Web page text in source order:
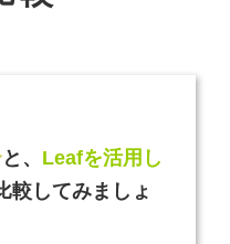
と、 Leafを活用し
較してみましょ